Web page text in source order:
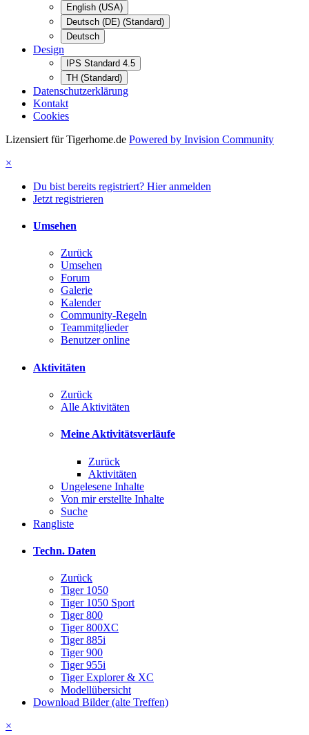
English (USA)
Deutsch (DE) (Standard)
Deutsch
Design
IPS Standard 4.5
TH (Standard)
Datenschutzerklärung
Kontakt
Cookies
Lizensiert für Tigerhome.de Powered by Invision Community
×
Du bist bereits registriert? Hier anmelden
Jetzt registrieren
Umsehen
Zurück
Umsehen
Forum
Galerie
Kalender
Community-Regeln
Teammitglieder
Benutzer online
Aktivitäten
Zurück
Alle Aktivitäten
Meine Aktivitätsverläufe
Zurück
Aktivitäten
Ungelesene Inhalte
Von mir erstellte Inhalte
Suche
Rangliste
Techn. Daten
Zurück
Tiger 1050
Tiger 1050 Sport
Tiger 800
Tiger 800XC
Tiger 885i
Tiger 900
Tiger 955i
Tiger Explorer & XC
Modellübersicht
Download Bilder (alte Treffen)
×